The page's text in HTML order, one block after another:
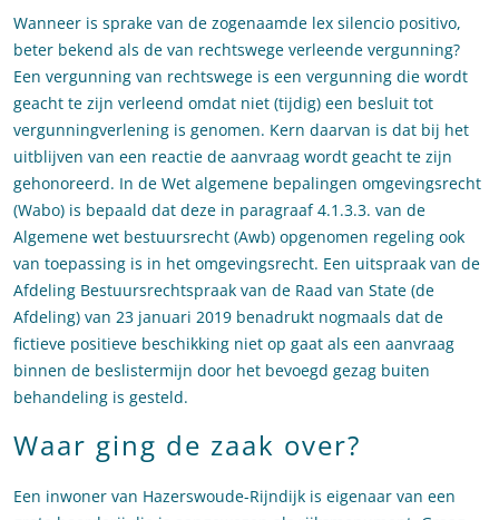
Wanneer is sprake van de zogenaamde lex silencio positivo,
beter bekend als de van rechtswege verleende vergunning?
Een vergunning van rechtswege is een vergunning die wordt
geacht te zijn verleend omdat niet (tijdig) een besluit tot
vergunningverlening is genomen. Kern daarvan is dat bij het
uitblijven van een reactie de aanvraag wordt geacht te zijn
gehonoreerd. In de Wet algemene bepalingen omgevingsrecht
(Wabo) is bepaald dat deze in paragraaf 4.1.3.3. van de
Algemene wet bestuursrecht (Awb) opgenomen regeling ook
van toepassing is in het omgevingsrecht. Een uitspraak van de
Afdeling Bestuursrechtspraak van de Raad van State (de
Afdeling) van 23 januari 2019 benadrukt nogmaals dat de
fictieve positieve beschikking niet op gaat als een aanvraag
binnen de beslistermijn door het bevoegd gezag buiten
behandeling is gesteld.
Waar ging de zaak over?
Een inwoner van Hazerswoude-Rijndijk is eigenaar van een